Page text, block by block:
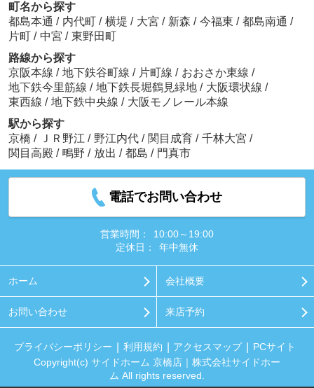
町名から探す
都島本通 / 内代町 / 横堤 / 大宮 / 新森 / 今福東 / 都島南通 /
片町 / 中宮 / 東野田町
路線から探す
京阪本線 / 地下鉄谷町線 / 片町線 / おおさか東線 /
地下鉄今里筋線 / 地下鉄長堀鶴見緑地 / 大阪環状線 /
東西線 / 地下鉄中央線 / 大阪モノレール本線
駅から探す
京橋 / ＪＲ野江 / 野江内代 / 関目成育 / 千林大宮 /
関目高殿 / 鴫野 / 放出 / 都島 / 門真市
電話でお問い合わせ
営業時間：
10:00～19:00
定休日：
年中無休
ホーム 会社概要
お問い合わせ 来店予約
プライバシーポリシー 利用規約 アクセスマップ
PCサイト
Copyright(c) サイドホーム 京橋店｜株式会社サイドホー
ム All rights reserved.